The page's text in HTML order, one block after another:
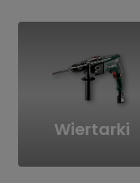
Wiertarki